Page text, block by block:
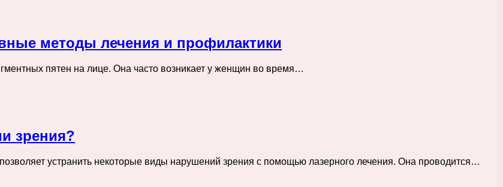
методы лечения и профилактики
пятен на лице. Она часто возникает у женщин во время…
зрения?
устранить некоторые виды нарушений зрения с помощью лазерного лечения. Она проводится…